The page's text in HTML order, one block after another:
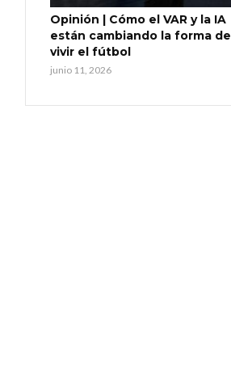
Opinión | Cómo el VAR y la IA
están cambiando la forma de
vivir el fútbol
junio 11, 2026